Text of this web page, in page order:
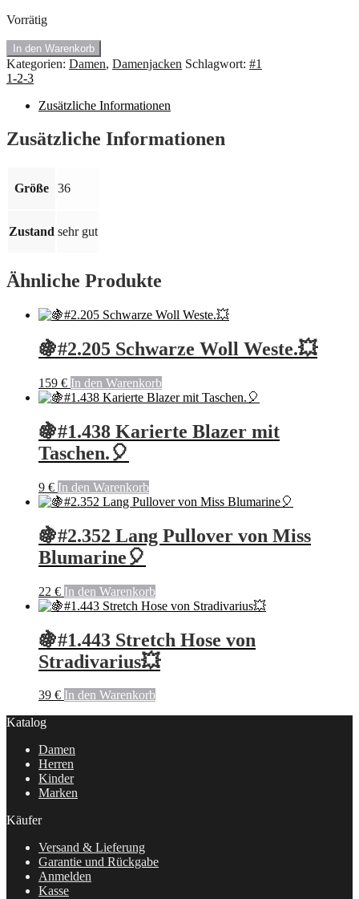
Vorrätig
🍇
#1.422
Leinen
von
1-
💥
In den Warenkorb
Kategorien: Damen, Damenjacken Schlagwort: #1
1-2-3
Zusätzliche Informationen
Zusätzliche Informationen
Größe 36
Zustand sehr gut
Ähnliche Produkte
🍇#2.205 Schwarze Woll Weste.💥
159 € In den Warenkorb
🍇#1.438 Karierte Blazer mit
Taschen.🎈
9 € In den Warenkorb
🍇#2.352 Lang Pullover von Miss
Blumarine🎈
22 € In den Warenkorb
🍇#1.443 Stretch Hose von
Stradivarius💥
39 € In den Warenkorb
Katalog
Damen
Herren
Kinder
Marken
Käufer
Versand & Lieferung
Garantie und Rückgabe
Anmelden
Kasse